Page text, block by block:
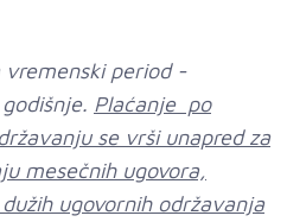
vremenski period -
Plaćanje po
se vrši unapred za
mesečnih ugovora,
ugovornih održavanja